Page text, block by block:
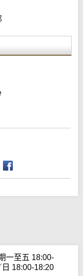
一至五 18:00-
18:00-18:20